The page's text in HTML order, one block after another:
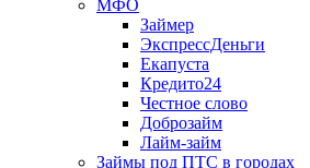
МФО
Займер
ЭкспрессДеньги
Екапуста
Кредито24
Честное слово
Доброзайм
Лайм-займ
Займы под ПТС в городах